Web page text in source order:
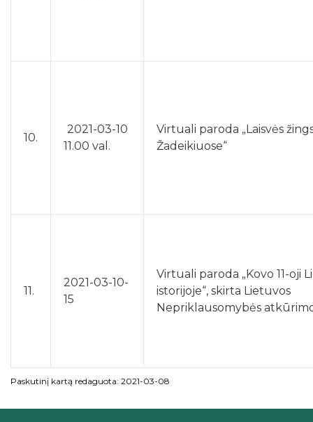
10.
2021-03-10
11.00 val.
Virtuali paroda „Laisvės
Žadeikiuose“
11.
2021-03-10-
15
Virtuali paroda „Kovo 11-oji
istorijoje“, skirta Lietuvos
Nepriklausomybės
Paskutinį kartą redaguota: 2021-03-08